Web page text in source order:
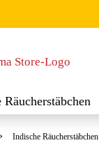
Räucherstäbchen
Indische Räucherstäbchen